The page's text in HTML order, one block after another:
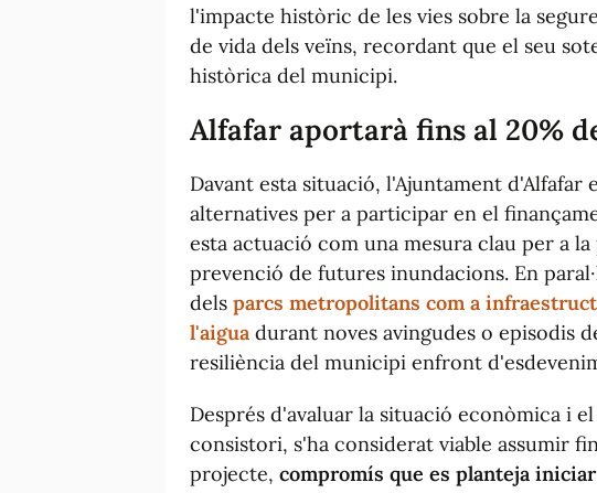
l'impacte històric de les vies sobre la
de vida dels veïns, recordant que el seu
històrica del municipi.
Alfafar aportarà fins al 20%
Davant esta situació, l'Ajuntament d'Alfafar
alternatives per a participar en el
esta actuació com una mesura clau per a
prevenció de futures inundacions. En
dels parcs metropolitans com a
l'aigua durant noves avingudes o episodis
resiliència del municipi enfront
Després d'avaluar la situació econòmica i
consistori, s'ha considerat viable assumir
projecte, compromís que es planteja